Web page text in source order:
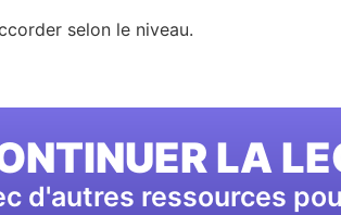
selon le niveau.
LA
d'autres ressources